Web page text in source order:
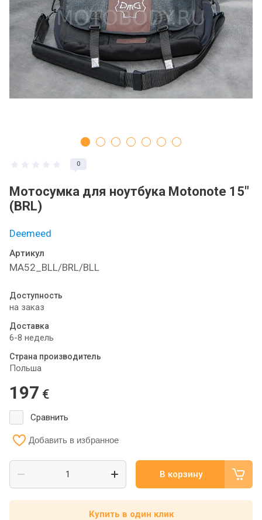
0
Мотосумка для ноутбука Motonote 15"
(BRL)
Deemeed
Артикул
MA52_BLL/BRL/BLL
Доступность
на заказ
Доставка
6-8 недель
Страна производитель
Польша
197 €
Сравнить
Добавить в избранное
В корзину
Купить в один клик